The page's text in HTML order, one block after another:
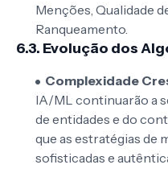
Menções, Qualidade
Ranqueamento.
6.3. Evolução dos
Complexidade
IA/ML continuarão a
de entidades e do
que as estratégias de
sofisticadas e